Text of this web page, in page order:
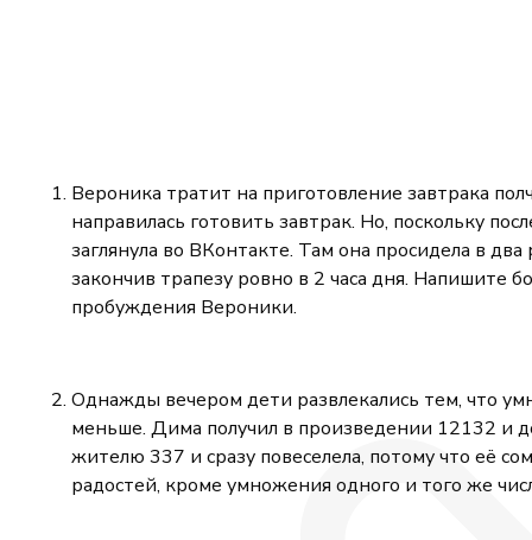
Вероника тратит на приготовление завтрака
направилась готовить завтрак. Но, поскольку
заглянула во ВКонтакте. Там она просидела в
закончив трапезу ровно в 2 часа дня. Напишите
пробуждения Вероники.
Однажды вечером дети развлекались тем, что
меньше. Дима получил в произведении 12132 и
жителю 337 и сразу повеселела, потому что её
радостей, кроме умножения одного и того же